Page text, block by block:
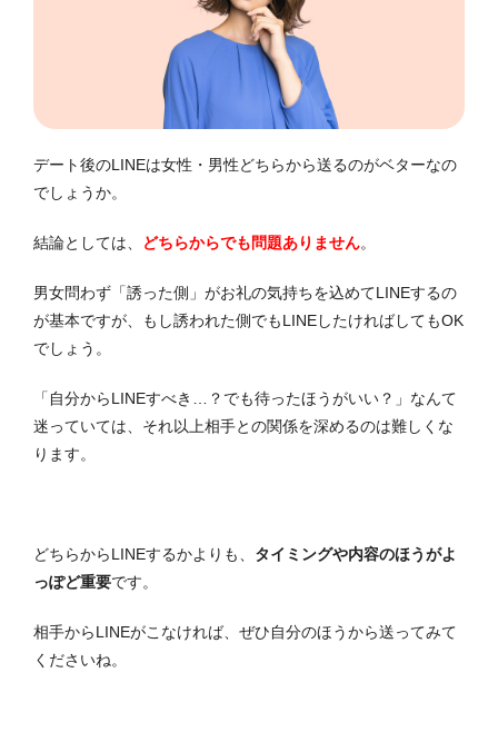
デート後のLINEは女性・男性どちらから送るのがベターなの
でしょうか。
結論としては、 どちらからでも問題ありません。
男女問わず「誘った側」がお礼の気持ちを込めてLINEするの
が基本ですが、もし誘われた側でもLINEしたければしてもOK
でしょう。
「自分からLINEすべき…？でも待ったほうがいい？」なんて
迷っていては、それ以上相手との関係を深めるのは難しくな
ります。
どちらからLINEするかよりも、 タイミングや内容のほうがよ
っぽど重要です。
相手からLINEがこなければ、ぜひ自分のほうから送ってみて
くださいね。